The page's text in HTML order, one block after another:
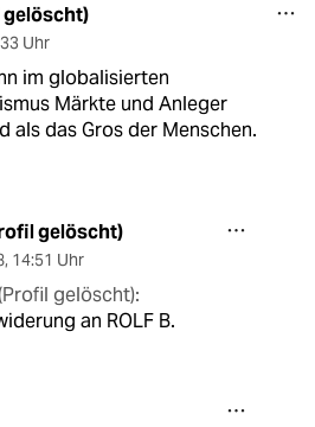
gelöscht)
Uhr
im globalisierten
Märkte und Anleger
als das Gros der Menschen.
gelöscht)
, 14:51 Uhr
gelöscht):
an ROLF B.